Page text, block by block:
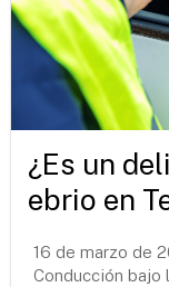
¿Es un
ebrio en
16 de marzo de
Conducción